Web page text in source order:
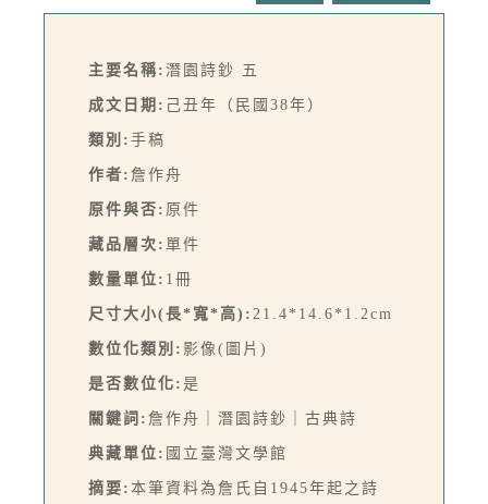
主要名稱: 潛園詩鈔 五
成文日期: 己丑年（民國38年）
類別: 手稿
作者: 詹作舟
原件與否: 原件
藏品層次: 單件
數量單位: 1冊
尺寸大小(長*寬*高): 21.4*14.6*1.2cm
數位化類別: 影像(圖片)
是否數位化: 是
關鍵詞: 詹作舟｜潛園詩鈔｜古典詩
典藏單位: 國立臺灣文學館
摘要: 本筆資料為詹氏自1945年起之詩